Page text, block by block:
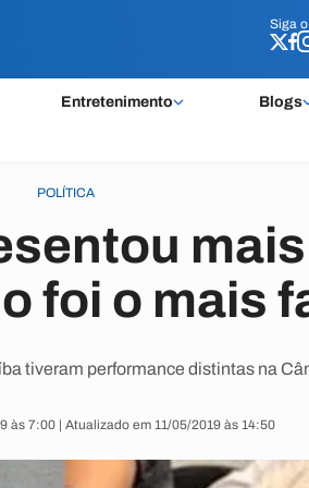
Siga o
Entretenimento Blogs
Siga o
POLÍTICA
foi o mais
tiveram performance distintas na
às 7:00 | Atualizado em 11/05/2019 às 14:50